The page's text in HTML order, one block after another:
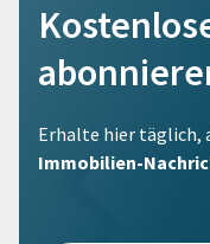
Erhalte hier täglich,
Immobilien-